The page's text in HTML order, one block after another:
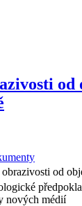
od
od
nových médií